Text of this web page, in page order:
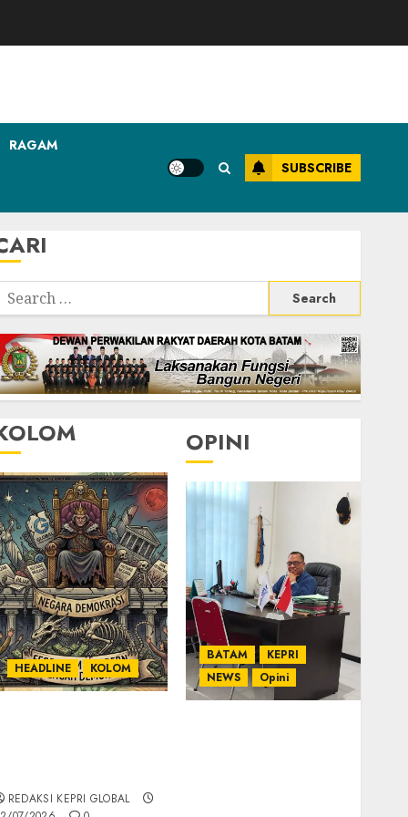
RAGAM
SUBSCRIBE
Search
HEADLINE KOLOM
REDAKSI KEPRI GLOBAL
OPINI
BATAM
KEPRI
NEWS
Opini